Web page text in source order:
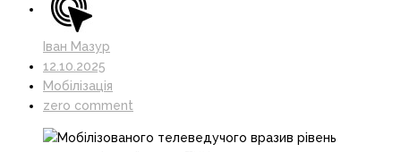
Іван Мазур
12.10.2025
Мобілізація
zero comment